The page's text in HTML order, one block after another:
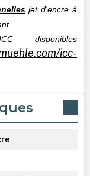
jet d'encre à
disponibles
icc-